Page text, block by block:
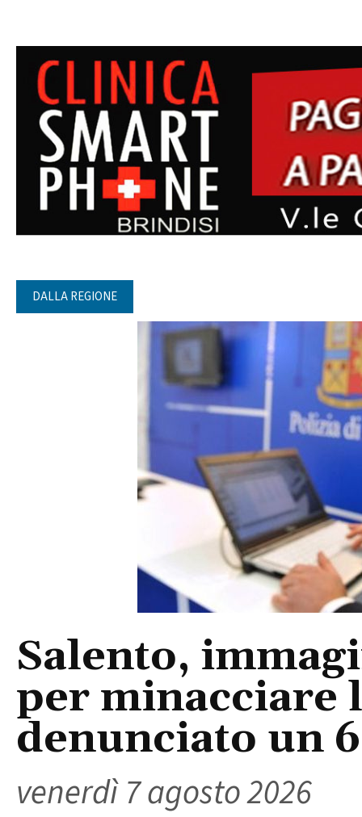
DALLA REGIONE
Salento,
per minacciare
denunciato un
venerdì 7 agosto 2026